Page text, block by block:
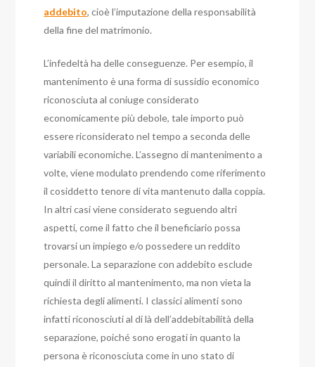
addebito, cioè l’imputazione della responsabilità
della fine del matrimonio.
L’infedeltà ha delle conseguenze. Per esempio, il
mantenimento è una forma di sussidio economico
riconosciuta al coniuge considerato
economicamente più debole, tale importo può
essere riconsiderato nel tempo a seconda delle
variabili economiche. L’assegno di mantenimento a
volte, viene modulato prendendo come riferimento
il cosiddetto tenore di vita mantenuto dalla coppia.
In altri casi viene considerato seguendo altri
aspetti, come il fatto che il beneficiario possa
trovarsi un impiego e/o possedere un reddito
personale. La separazione con addebito esclude
quindi il diritto al mantenimento, ma non vieta la
richiesta degli alimenti. I classici alimenti sono
infatti riconosciuti al di là dell’addebitabilità della
separazione, poiché sono erogati in quanto la
persona è riconosciuta come in uno stato di